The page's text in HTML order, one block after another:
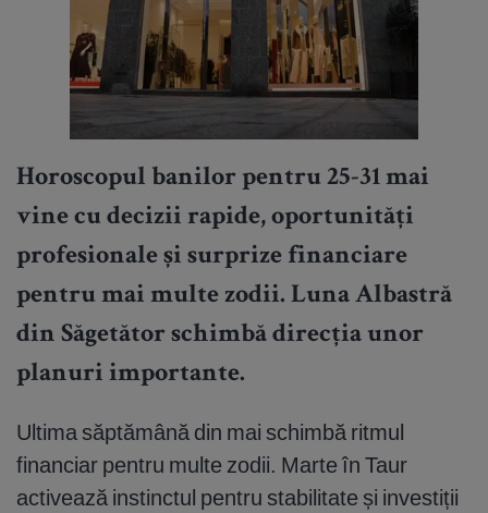
Horoscopul banilor pentru 25-31 mai
vine cu decizii rapide, oportunități
profesionale și surprize financiare
pentru mai multe zodii. Luna Albastră
din Săgetător schimbă direcția unor
planuri importante.
Ultima săptămână din mai schimbă ritmul
financiar pentru multe zodii. Marte în Taur
activează instinctul pentru stabilitate și investiții